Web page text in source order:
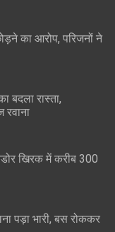
का आरोप, परिजनों ने
बदला रास्ता,
रवाना
खिरक में करीब 300
पड़ा भारी, बस रोककर